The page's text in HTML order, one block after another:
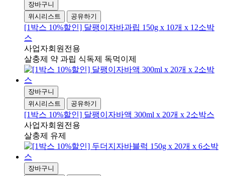
장바구니
위시리스트
공유하기
[1박스 10%할인] 달팽이자바과립 150g x 10개 x 12소박
스
사업자회원전용
살충제 약 과립 식독제 독먹이제
장바구니
위시리스트
공유하기
[1박스 10%할인] 달팽이자바액 300ml x 20개 x 2소박스
사업자회원전용
살충제 유제
장바구니